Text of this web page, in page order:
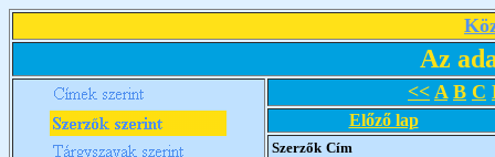
Az
<< A B C
Előző lap
Szerzők Cím